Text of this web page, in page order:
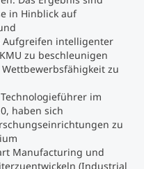
in Hinblick auf
Aufgreifen intelligenter
zu beschleunigen
zu
im
haben sich
zu
Manufacturing und
(Industrial